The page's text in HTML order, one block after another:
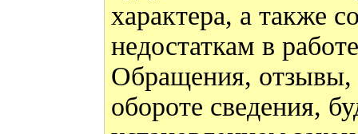
характера, а также
недостаткам в
Обращения, отзывы,
обороте сведения,